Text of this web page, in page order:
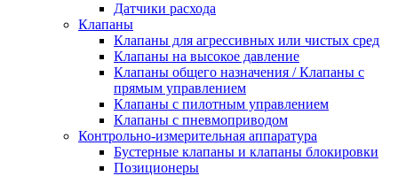
Датчики расхода
Клапаны
Клапаны для агрессивных или чистых сред
Клапаны на высокое давление
Клапаны общего назначения / Клапаны с
прямым управлением
Клапаны с пилотным управлением
Клапаны с пневмоприводом
Контрольно-измерительная аппаратура
Бустерные клапаны и клапаны блокировки
Позиционеры